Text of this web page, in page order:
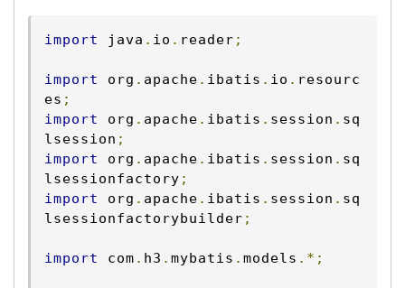
import java . io . reader ;
import org . apache . ibatis . io . resourc
es ;
import
org . apache . ibatis . session . sq
lsession ;
import
org . apache . ibatis . session . sq
lsessionfactory ;
import
org . apache . ibatis . session . sq
lsessionfactorybuilder ;
import com . h3 .mybatis .models .*;